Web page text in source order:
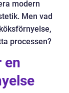
modern
Men vad
processen?
en